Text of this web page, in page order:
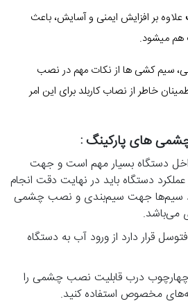
علاوه بر افزایش ایمنی و آسایش، باعث
هم میشود.
سیم کشی ها از نکات مهم در نصب
خاطر از نصاب کاربلد برای این امر
های پارکینگ :
دستگاه بسیار مهم است و جهت
دستگاه باید در نهایت دقت انجام
سیم‌ها جهت سیم‌بندی و نصب چشمی
می‌باشد.
قرار دارد از ورود آب به دستگاه
چهارچوب درب قابلیت نصب چشمی را
مخصوص استفاده کنید.